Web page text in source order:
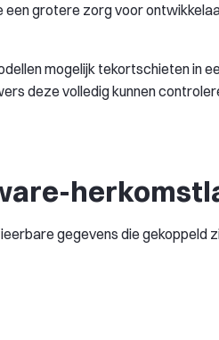
grotere zorg voor
mogelijk tekortschieten in
deze volledig kunnen
gegevens die gekoppeld